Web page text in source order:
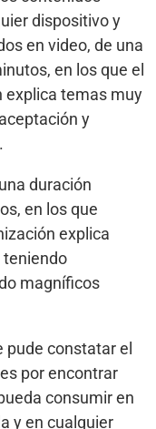
dispositivo y
en video, de una
en los que el
explica temas muy
y
duración
en los que
explica
magníficos
constatar el
por encontrar
consumir en
y en cualquier